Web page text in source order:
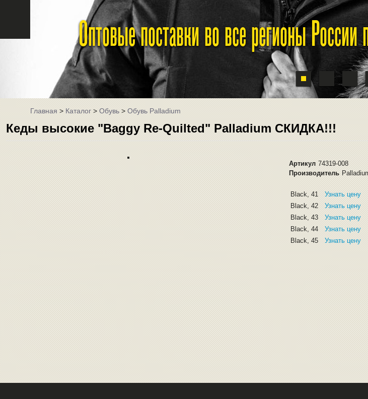
Оптовые поставки во все регионы
Главная>Каталог>Обувь>Обувь Palladium
Кеды высокие "Baggy Re-Quilted" Palladium СКИДКА!!!
Артикул 74319-008
Производитель
Black, 41
Узнать цену
Black, 42
Узнать цену
Black, 43
Узнать цену
Black, 44
Узнать цену
Black, 45
Узнать цену